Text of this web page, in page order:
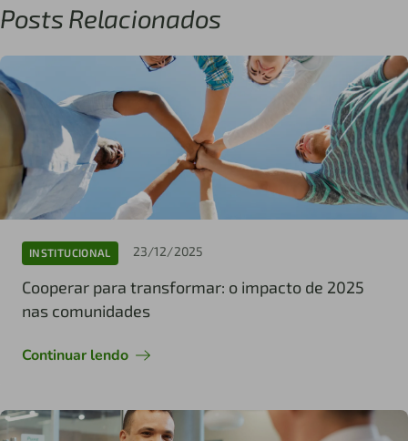
Posts Relacionados
INSTITUCIONAL 23/12/2025
Cooperar para transformar: o impacto de 2025
nas comunidades
Continuar lendo